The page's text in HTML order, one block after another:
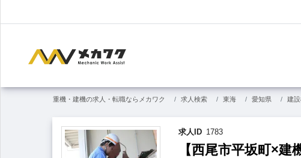
重機・建機の求人・転職ならメカワク 求人検索 東海 愛知県 建
求人ID 1783
【西尾市平坂町×